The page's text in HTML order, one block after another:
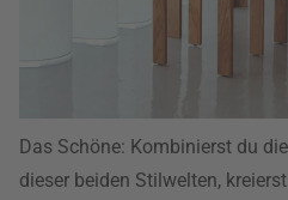
Das Schöne: Kombinierst du
dieser beiden Stilwelten,